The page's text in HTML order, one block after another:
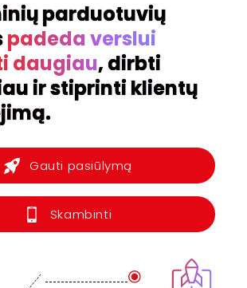
parduotuvių
padeda verslui
daugiau, dirbti
ir stiprinti klientų
Gauti pasiūlymą
Skambinti